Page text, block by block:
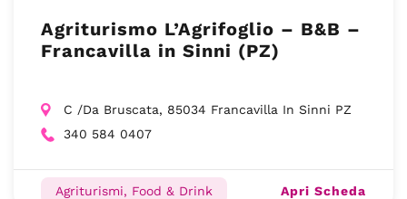
Agriturismo L’Agrifoglio – B&B –
Francavilla in Sinni (PZ)
C /Da Bruscata, 85034 Francavilla In Sinni PZ
340 584 0407
Agriturismi, Food & Drink Apri Scheda